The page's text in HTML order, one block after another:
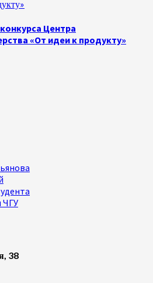
Центра
«От идеи к продукту»
ЧГУ
38